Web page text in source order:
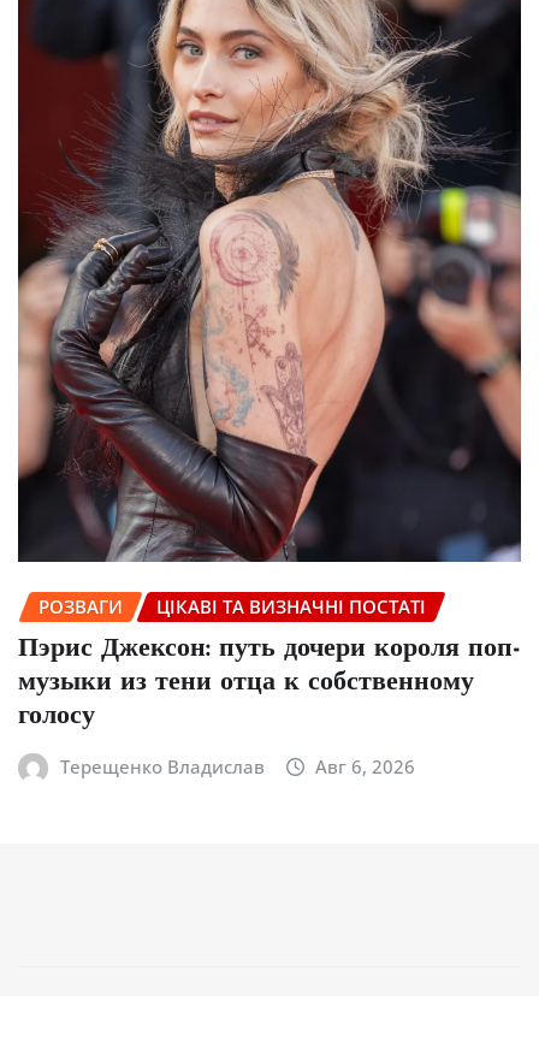
РОЗВАГИ ЦІКАВІ ТА ВИЗНАЧНІ ПОСТАТІ
Пэрис Джексон: путь дочери короля поп-
музыки из тени отца к собственному
голосу
Терещенко Владислав Авг 6, 2026